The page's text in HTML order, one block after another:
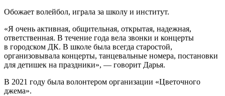
Обожает волейбол, играла за школу и институт.
«Я очень активная, общительная, открытая, надежная,
ответственная. В течение года вела звонки и концерты
в городском ДК. В школе была всегда старостой,
организовывала концерты, танцевальные номера, постановки
для детишек на праздники», — говорит Дарья.
В 2021 году была волонтером организации «Цветочного
джема».